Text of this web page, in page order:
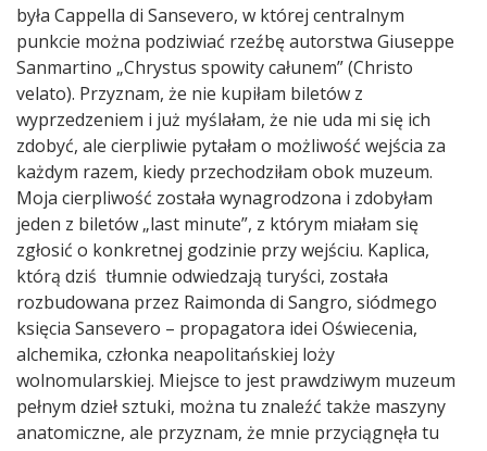
była Cappella di Sansevero, w której centralnym
punkcie można podziwiać rzeźbę autorstwa Giuseppe
Sanmartino „Chrystus spowity całunem” (Christo
velato). Przyznam, że nie kupiłam biletów z
wyprzedzeniem i już myślałam, że nie uda mi się ich
zdobyć, ale cierpliwie pytałam o możliwość wejścia za
każdym razem, kiedy przechodziłam obok muzeum.
Moja cierpliwość została wynagrodzona i zdobyłam
jeden z biletów „last minute”, z którym miałam się
zgłosić o konkretnej godzinie przy wejściu. Kaplica,
którą dziś tłumnie odwiedzają turyści, została
rozbudowana przez Raimonda di Sangro, siódmego
księcia Sansevero – propagatora idei Oświecenia,
alchemika, członka neapolitańskiej loży
wolnomularskiej. Miejsce to jest prawdziwym muzeum
pełnym dzieł sztuki, można tu znaleźć także maszyny
anatomiczne, ale przyznam, że mnie przyciągnęła tu